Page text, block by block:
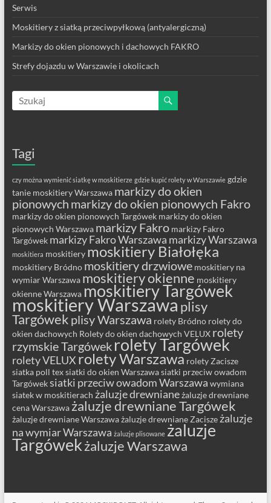
Serwis
Moskitiery z siatką przeciwpyłkową (antyalergiczną)
Markizy do okien pionowych i dachowych FAKRO
Strefy dojazdu w Warszawie i okolicach
Tagi
czy można wymienić siatkę w moskitierze gdzie kupić rolety w Warszawie gdzie
tanie moskitiery Warszawa markizy do okien
pionowych markizy do okien pionowych Fakro
markizy do okien pionowych Targówek markizy do okien
pionowych Warszawa markizy Fakro markizy Fakro
Targówek markizy Fakro Warszawa markizy Warszawa
moskitiera moskitiery moskitiery Białołęka
moskitiery Bródno moskitiery drzwiowe moskitiery na
wymiar Warszawa moskitiery okienne moskitiery
okienne Warszawa moskitiery Targówek
moskitiery Warszawa plisy
Targówek plisy Warszawa rolety Bródno rolety do
okien dachowych Rolety do okien dachowych VELUX rolety
rzymskie Targówek rolety Targówek
rolety VELUX rolety Warszawa rolety Zacisze
siatka poll texsiatki do okien Warszawasiatki przeciw owadom
Targóweksiatki przeciw owadom Warszawa wymiana
siatek w moskitierach żaluzje drewnianeżaluzje drewniane
cena Warszawa żaluzje drewniane Targówek
żaluzje drewniane Warszaważaluzje drewniane Zacisze żaluzje
na wymiar Warszawa żaluzje plisowane żaluzje
Targówekżaluzje Warszawa